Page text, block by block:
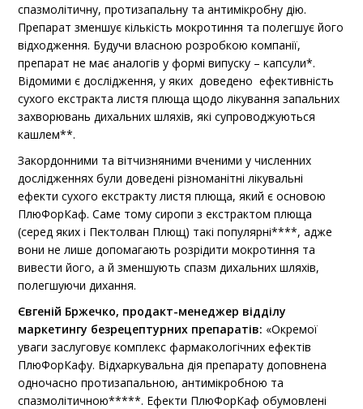
спазмолітичну, протизапальну та антимікробну дію.
Препарат зменшує кількість мокротиння та полегшує його
відходження. Будучи власною розробкою компанії,
препарат не має аналогів у формі випуску – капсули*.
Відомими є дослідження, у яких доведено ефективність
сухого екстракта листя плюща щодо лікування запальних
захворювань дихальних шляхів, які супроводжуються
кашлем**.
Закордонними та вітчизняними вченими у численних
дослідженнях були доведені різноманітні лікувальні
ефекти сухого екстракту листя плюща, який є основою
ПлюФорКаф. Саме тому сиропи з екстрактом плюща
(серед яких і Пектолван Плющ) такі популярні****, адже
вони не лише допомагають розрідити мокротиння та
вивести його, а й зменшують спазм дихальних шляхів,
полегшуючи дихання.
Євгеній Бржечко, продакт-менеджер відділу
маркетингу безрецептурних препаратів: «Окремої
уваги заслуговує комплекс фармакологічних ефектів
ПлюФорКафу. Відхаркувальна дія препарату доповнена
одночасно протизапальною, антимікробною та
спазмолітичною*****. Ефекти ПлюФорКаф обумовлені